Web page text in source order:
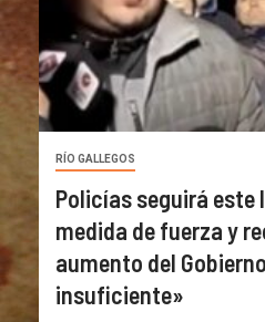
RÍO GALLEGOS
Policías seguirá este
medida de fuerza y
aumento del
insuficiente»